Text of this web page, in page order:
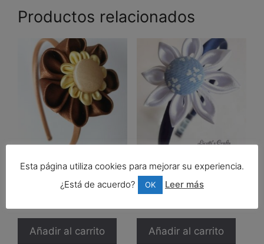
Productos relacionados
Diadema marrón botón
Añadir al carrito
Diadema infantil «Flor
blanca botón rayas»
12,00€
Añadir al carrito
Esta página utiliza cookies para mejorar su experiencia.
¿Está de acuerdo?
OK Leer más